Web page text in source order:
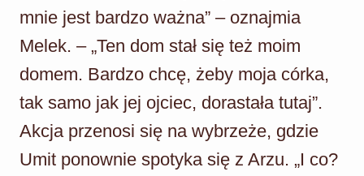
mnie jest bardzo ważna” – oznajmia
Melek. – „Ten dom stał się też moim
domem. Bardzo chcę, żeby moja córka,
tak samo jak jej ojciec, dorastała tutaj”.
Akcja przenosi się na wybrzeże, gdzie
Umit ponownie spotyka się z Arzu. „I co?